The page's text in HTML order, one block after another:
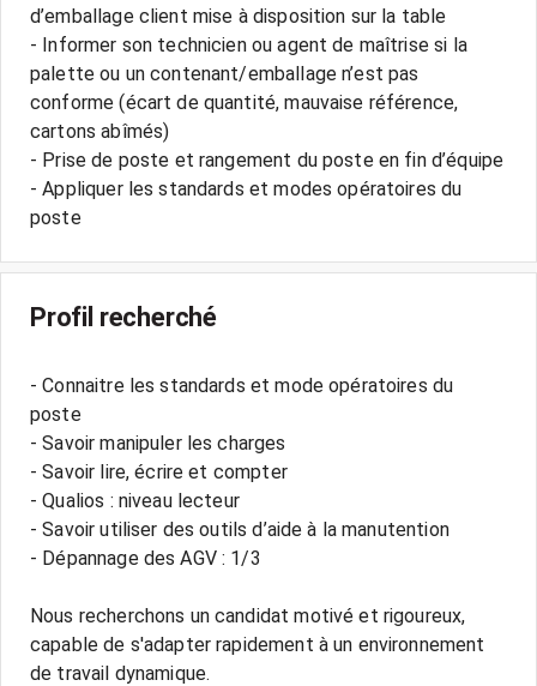
d’emballage client mise à disposition sur la table
- Informer son technicien ou agent de maîtrise si la
palette ou un contenant/emballage n’est pas
conforme (écart de quantité, mauvaise référence,
cartons abîmés)
- Prise de poste et rangement du poste en fin d’équipe
- Appliquer les standards et modes opératoires du
poste
Profil recherché
- Connaitre les standards et mode opératoires du
poste
- Savoir manipuler les charges
- Savoir lire, écrire et compter
- Qualios : niveau lecteur
- Savoir utiliser des outils d’aide à la manutention
- Dépannage des AGV : 1/3
Nous recherchons un candidat motivé et rigoureux,
capable de s'adapter rapidement à un environnement